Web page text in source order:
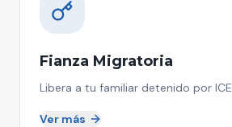
Fianza Migratoria
Libera a tu familiar detenido por ICE
Ver más